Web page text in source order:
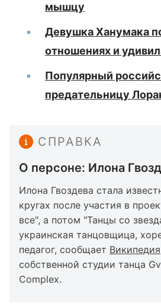
мышцу
Девушка Ханумака
отношениях и
Популярный
предательницу
СПРАВКА
О персоне: Илона
Илона Гвоздева стала
кругах после участия в
все", а потом "Танцы со
украинская танцовщица,
педагог, сообщает Википедия
собственной студии танца
Complex.